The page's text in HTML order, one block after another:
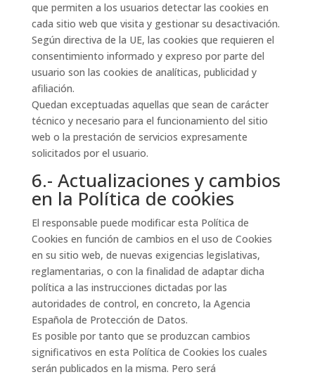
que permiten a los usuarios detectar las cookies en
cada sitio web que visita y gestionar su desactivación.
Según directiva de la UE, las cookies que requieren el
consentimiento informado y expreso por parte del
usuario son las cookies de analíticas, publicidad y
afiliación.
Quedan exceptuadas aquellas que sean de carácter
técnico y necesario para el funcionamiento del sitio
web o la prestación de servicios expresamente
solicitados por el usuario.
6.- Actualizaciones y cambios
en la Política de cookies
El responsable puede modificar esta Política de
Cookies en función de cambios en el uso de Cookies
en su sitio web, de nuevas exigencias legislativas,
reglamentarias, o con la finalidad de adaptar dicha
política a las instrucciones dictadas por las
autoridades de control, en concreto, la Agencia
Española de Protección de Datos.
Es posible por tanto que se produzcan cambios
significativos en esta Política de Cookies los cuales
serán publicados en la misma. Pero será